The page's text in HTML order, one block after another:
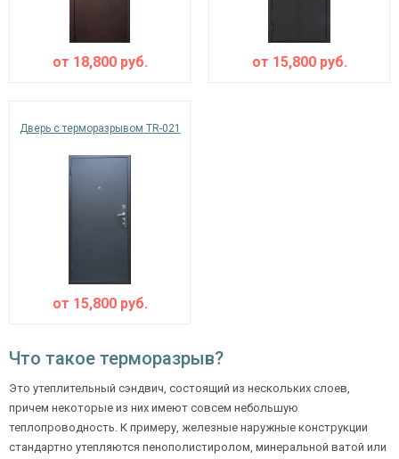
от 18,800руб. от 15,800руб.
Дверь с терморазрывом TR-021
от 15,800руб.
Что такое терморазрыв?
Это утеплительный сэндвич, состоящий из нескольких слоев,
причем некоторые из них имеют совсем небольшую
теплопроводность. К примеру, железные наружные конструкции
стандартно утепляются пенополистиролом, минеральной ватой или